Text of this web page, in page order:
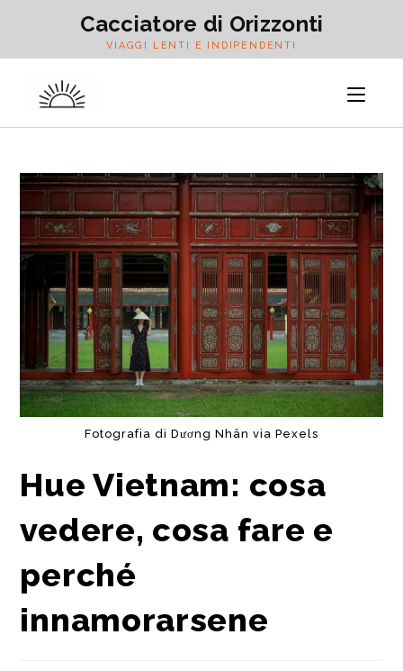
Cacciatore di Orizzonti
VIAGGI LENTI E INDIPENDENTI
Fotografia di Dương Nhân via Pexels
Hue Vietnam: cosa
vedere, cosa fare e
perché
innamorarsene